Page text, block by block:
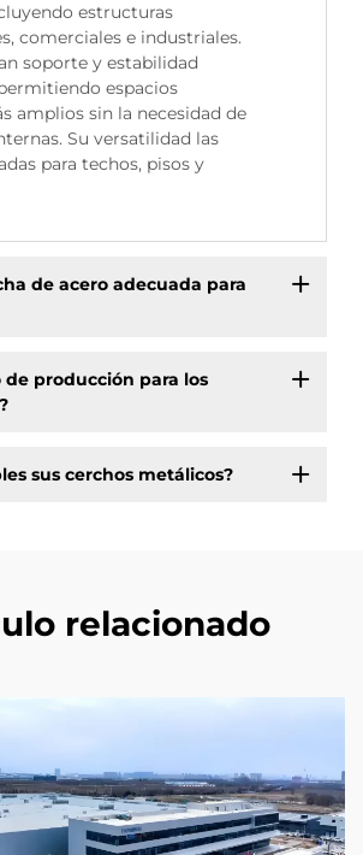
estructuras
comerciales e industriales.
soporte y estabilidad
espacios
amplios sin la necesidad de
Su versatilidad las
para techos, pisos y
de acero adecuada para
de producción para los
sus cerchos metálicos?
relacionado